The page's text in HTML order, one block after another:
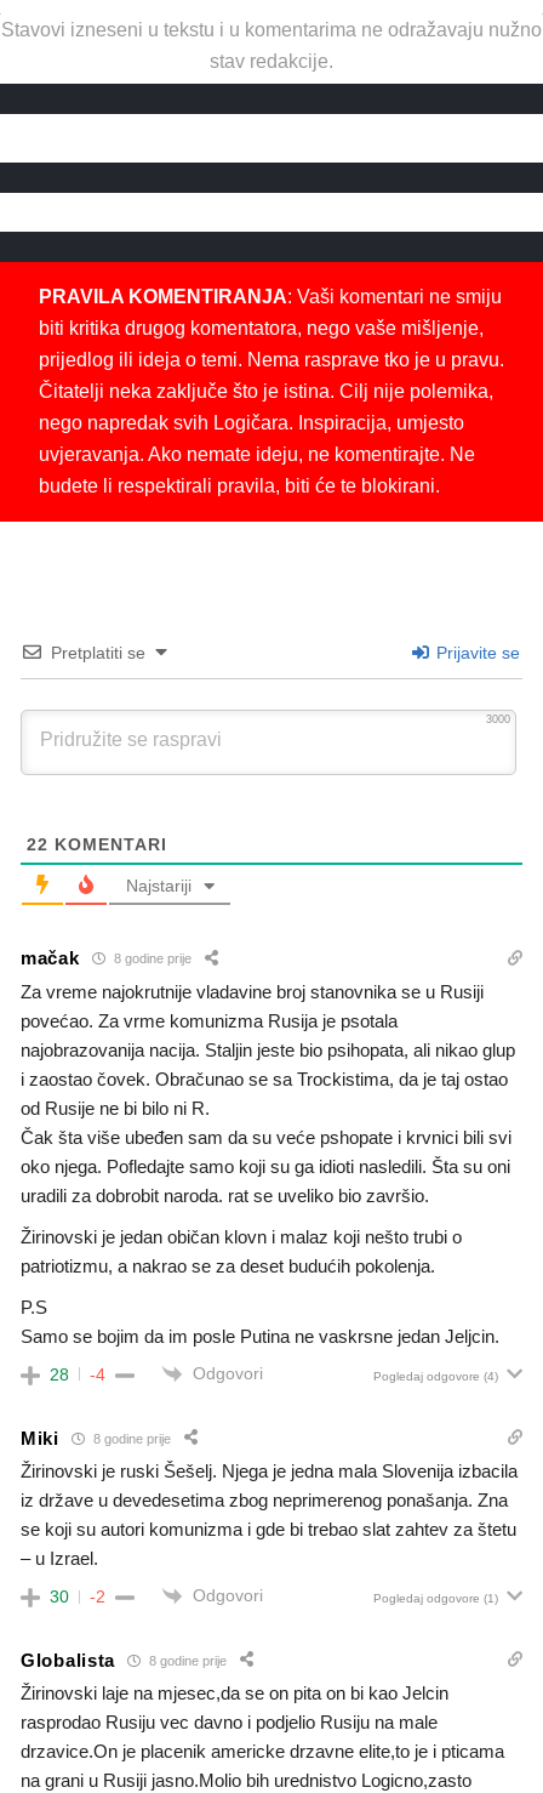
Stavovi izneseni u tekstu i u komentarima ne odražavaju nužno
stav redakcije.
PRAVILA KOMENTIRANJA: Vaši komentari ne smiju
biti kritika drugog komentatora, nego vaše mišljenje,
prijedlog ili ideja o temi. Nema rasprave tko je u pravu.
Čitatelji neka zaključe što je istina. Cilj nije polemika,
nego napredak svih Logičara. Inspiracija, umjesto
uvjeravanja. Ako nemate ideju, ne komentirajte. Ne
budete li respektirali pravila, biti će te blokirani.
Pretplatiti se Prijavite se
3000
22 KOMENTARI
Najstariji
mačak 8 godine prije
Za vreme najokrutnije vladavine broj stanovnika se u Rusiji
povećao. Za vrme komunizma Rusija je psotala
najobrazovanija nacija. Staljin jeste bio psihopata, ali nikao glup
i zaostao čovek. Obračunao se sa Trockistima, da je taj ostao
od Rusije ne bi bilo ni R.
Čak šta više ubeđen sam da su veće pshopate i krvnici bili svi
oko njega. Pofledajte samo koji su ga idioti nasledili. Šta su oni
uradili za dobrobit naroda. rat se uveliko bio završio.
Žirinovski je jedan običan klovn i malaz koji nešto trubi o
patriotizmu, a nakrao se za deset budućih pokolenja.
P.S
Samo se bojim da im posle Putina ne vaskrsne jedan Jeljcin.
28 -4 Odgovori Pogledaj odgovore (4)
Miki 8 godine prije
Žirinovski je ruski Šešelj. Njega je jedna mala Slovenija izbacila
iz države u devedesetima zbog neprimerenog ponašanja. Zna
se koji su autori komunizma i gde bi trebao slat zahtev za štetu
– u Izrael.
30 -2 Odgovori Pogledaj odgovore (1)
Globalista 8 godine prije
Žirinovski laje na mjesec,da se on pita on bi kao Jelcin
rasprodao Rusiju vec davno i podjelio Rusiju na male
drzavice.On je placenik americke drzavne elite,to je i pticama
na grani u Rusiji jasno.Molio bih urednistvo Logicno,zasto